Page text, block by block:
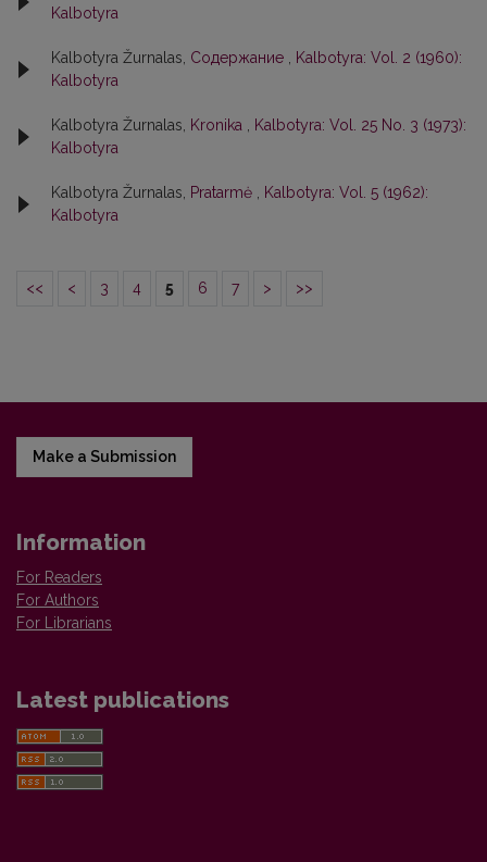
Kalbotyra
Kalbotyra Žurnalas, Содержание
Kalbotyra: Vol. 2 (1960):
Kalbotyra
Kalbotyra Žurnalas, Kronika
Kalbotyra: Vol. 25 No. 3 (1973):
Kalbotyra
Kalbotyra Žurnalas, Pratarmė
Kalbotyra: Vol. 5 (1962):
Kalbotyra
<< < 3 4 5 6 7 > >>
Make a Submission
Information
For Readers
For Authors
For Librarians
Latest publications